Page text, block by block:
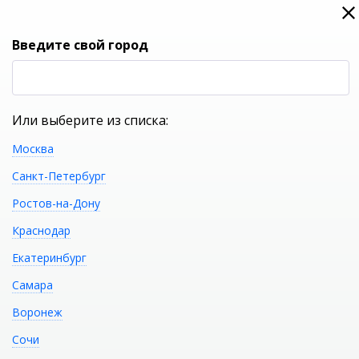
0
Акриловая
отдельностоящая ванна ABBER
Введите свой город
Или выберите из списка:
Москва
Санкт-Петербург
Ростов-на-Дону
Краснодар
Екатеринбург
Самара
Воронеж
Сочи